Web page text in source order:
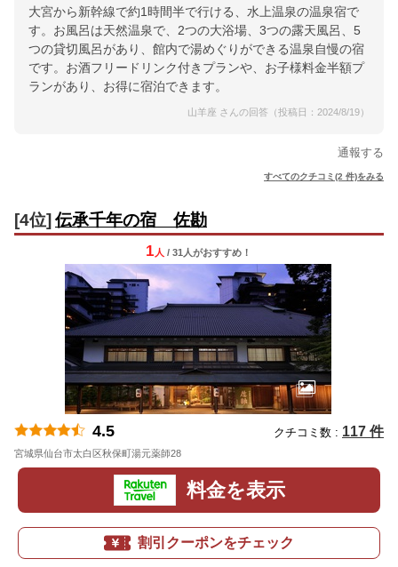
大宮から新幹線で約1時間半で行ける、水上温泉の温泉宿で
す。お風呂は天然温泉で、2つの大浴場、3つの露天風呂、5
つの貸切風呂があり、館内で湯めぐりができる温泉自慢の宿
です。お酒フリードリンク付きプランや、お子様料金半額プ
ランがあり、お得に宿泊できます。
山羊座 さんの回答（投稿日：2024/8/19）
通報する
すべてのクチコミ(2 件)をみる
[4位] 伝承千年の宿 佐勘
1 人 / 31人がおすすめ！
4.5 クチコミ数 : 117 件
宮城県仙台市太白区秋保町湯元薬師28
料金を表示
割引クーポンをチェック